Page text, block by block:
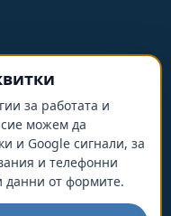
за работата и
можем да
и Google сигнали, за
и телефонни
данни от формите.